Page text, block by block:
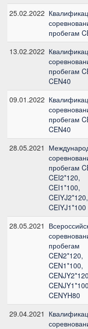
25.02.2022
пробегам
13.02.2022
пробегам
CEN40
09.01.2022
пробегам
CEN40
28.05.2021
пробегам
CEI2*120,
CEI1*100,
CEIYJ2*120,
CEIYJ1*100
28.05.2021
пробегам
CEN2*120,
CEN1*100,
CENYH80
29.04.2021